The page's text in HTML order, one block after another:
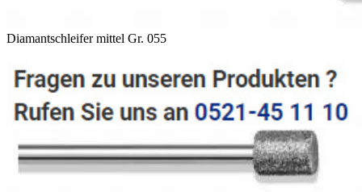
Diamantschleifer mittel Gr. 055